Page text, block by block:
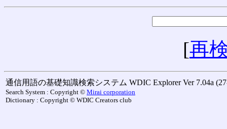
[再
通信用語の基礎知識検索システム WDIC Explorer Ver 7.04a
Search System : Copyright © Mirai corporation
Dictionary : Copyright © WDIC Creators club